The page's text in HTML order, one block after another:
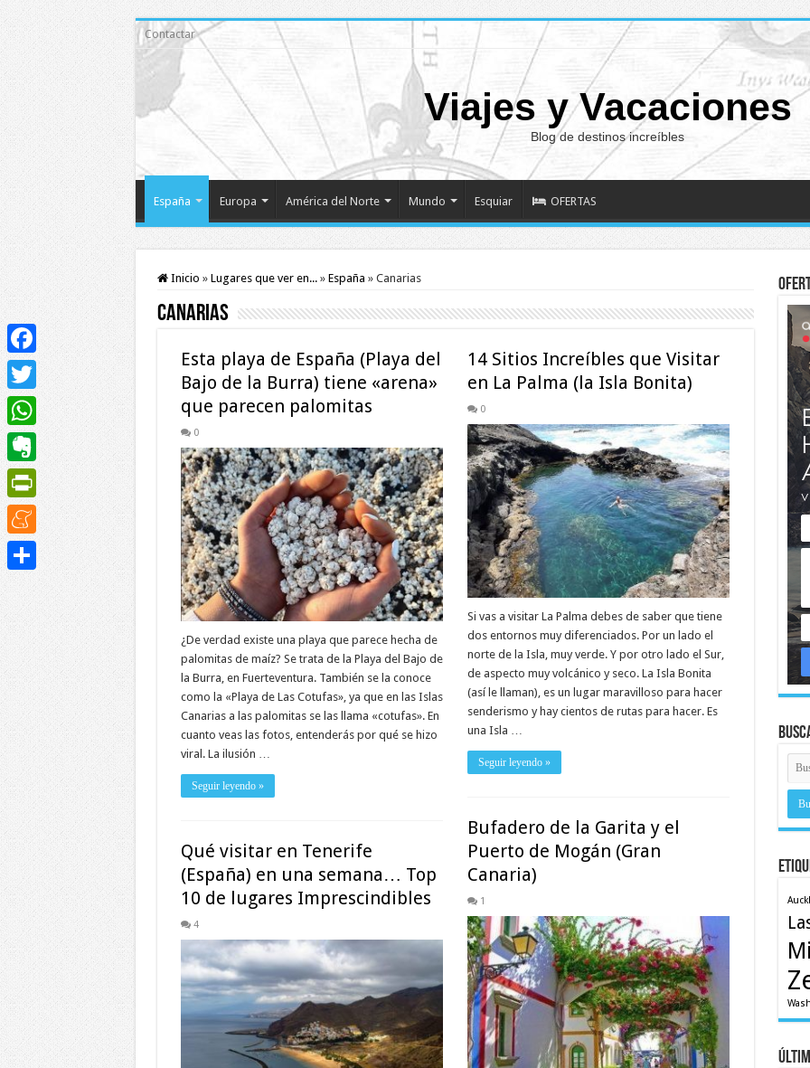
Contactar
Viajes y Vacaciones
Blog de destinos increíbles
España Europa América del Norte Mundo Esquiar OFERTAS
Inicio » Lugares que ver en... » España » Canarias
Canarias
Esta playa de España (Playa del
Bajo de la Burra) tiene «arena»
que parecen palomitas
0
¿De verdad existe una playa que parece hecha de
palomitas de maíz? Se trata de la Playa del Bajo de
la Burra, en Fuerteventura. También se la conoce
como la «Playa de Las Cotufas», ya que en las Islas
Canarias a las palomitas se las llama «cotufas». En
cuanto veas las fotos, entenderás por qué se hizo
viral. La ilusión …
Seguir leyendo »
14 Sitios Increíbles que Visitar
en La Palma (la Isla Bonita)
0
Si vas a visitar La Palma debes de saber que tiene
dos entornos muy diferenciados. Por un lado el
norte de la Isla, muy verde. Y por otro lado el Sur,
de aspecto muy volcánico y seco. La Isla Bonita
(así le llaman), es un lugar maravilloso para hacer
senderismo y hay cientos de rutas para hacer. Es
una Isla …
Seguir leyendo »
Bufadero de la Garita y el
Puerto de Mogán (Gran
Canaria)
1
Qué visitar en Tenerife
(España) en una semana… Top
10 de lugares Imprescindibles
4
Facebook
Twitter
WhatsApp
Evernote
PrintFriendly
Meneame
Compartir